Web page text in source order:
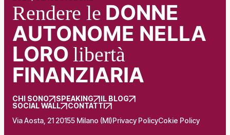
Rendere le DONNE
AUTONOME NELLA
LORO libertà
FINANZIARIA
CHI SONO SPEAKING
IL BLOG
SOCIAL WALL
CONTATTI
Via Aosta, 21 20155 Milano (MI)Privacy PolicyCokie Policy